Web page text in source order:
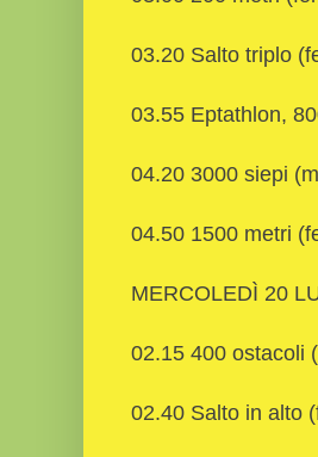
03.20 Salto triplo
03.55 Eptathlon,
04.20 3000 siepi
04.50 1500 metri
MERCOLEDÌ 20
02.15 400 ostacoli
02.40 Salto in alto